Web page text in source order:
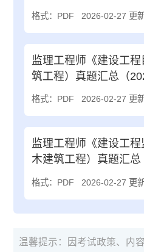
格式：PDF 2026-02-27 更
监理工程师《建设工
筑工程）真题汇总（
格式：PDF 2026-02-27 更
监理工程师《建设工
木建筑工程）真题汇总
格式：PDF 2026-02-27 更
温馨提示：因考试政策、内